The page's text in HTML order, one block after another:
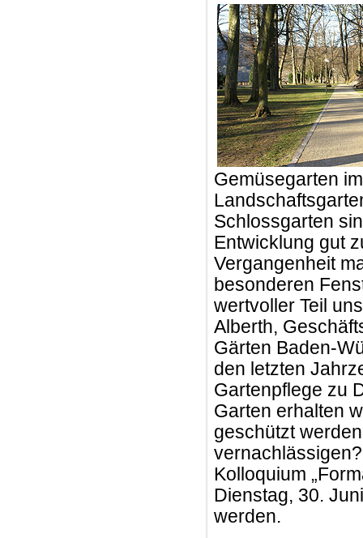
Gemüsegarten
Schlossgarten
Entwicklung gut
Vergangenheit
besonderen
wertvoller Teil
Alberth,
Gärten Baden-
den letzten
Gartenpflege zu
Garten erhalten
geschützt
Kolloquium
Dienstag, 30.
werden.